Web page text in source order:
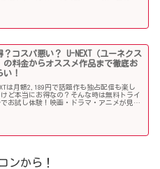
？コスパ悪い？ U-NEXT（ユーネクス
の料金からオススメ作品まで徹底お
い！
は月額2,189円で話題作も独占配信も楽し
けど本当にお得なの？そんな時は無料トライ
でお試し体験！映画・ドラマ・アニメが見放
ンから！